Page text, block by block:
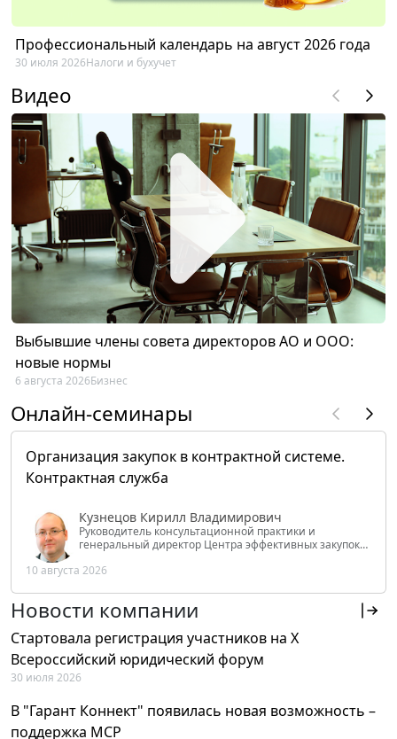
Профессиональный календарь на август 2026 года
30 июля 2026Налоги и бухучет
Видео
Выбывшие члены совета директоров АО и ООО:
новые нормы
6 августа 2026Бизнес
Онлайн-семинары
Организация закупок в контрактной системе.
Контрактная служба
Кузнецов Кирилл Владимирович
Руководитель консультационной практики и
генеральный директор Центра эффективных закупок
РФ
10 августа 2026
Новости компании
Стартовала регистрация участников на X
Всероссийский юридический форум
30 июля 2026
В "Гарант Коннект" появилась новая возможность –
поддержка MCP